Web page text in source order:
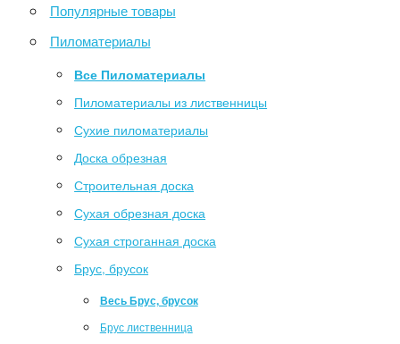
Популярные товары
Пиломатериалы
Все Пиломатериалы
Пиломатериалы из лиственницы
Сухие пиломатериалы
Доска обрезная
Строительная доска
Сухая обрезная доска
Сухая строганная доска
Брус, брусок
Весь Брус, брусок
Брус лиственница